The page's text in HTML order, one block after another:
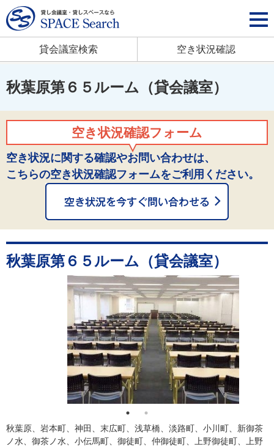
貸会議室検索 空き状況確認
秋葉原第６５ルーム（貸会議室）
空き状況確認フォーム
空き状況に関する確認やお問い合わせは、
こちらの空き状況確認フォームをご利用ください。
秋葉原第６５ルーム（貸会議室）
秋葉原、岩本町、神田、末広町、浅草橋、淡路町、小川町、新御茶
ノ水、御茶ノ水、小伝馬町、御徒町、仲御徒町、上野御徒町、上野